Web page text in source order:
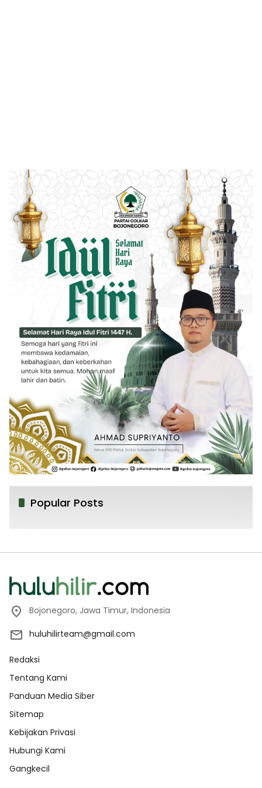
Popular Posts
Bojonegoro, Jawa Timur, Indonesia
huluhilirteam@gmail.com
Redaksi
Tentang Kami
Panduan Media Siber
Sitemap
Kebijakan Privasi
Hubungi Kami
Gangkecil